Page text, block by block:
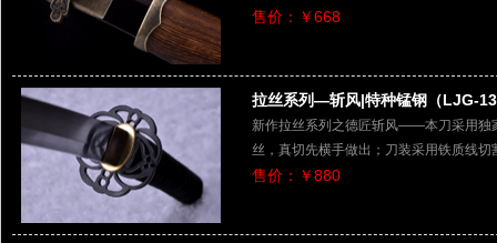
售价：￥668
拉丝系列—斩风|特种锰钢（LJG-
新作拉丝系列之德匠斩风——本刀采用独
丝，真切先横手做出；刀装采用铁质线
售价：￥880